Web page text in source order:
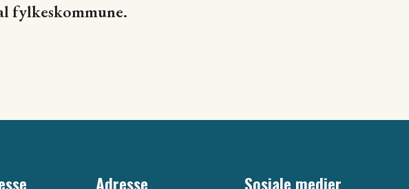
fylkeskommune.
Adresse Sosiale medier